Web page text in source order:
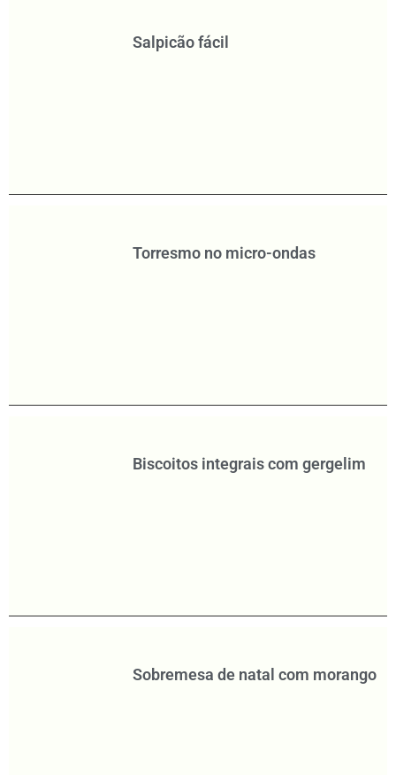
Salpicão fácil
Torresmo no micro-ondas
Biscoitos integrais com gergelim
Sobremesa de natal com morango